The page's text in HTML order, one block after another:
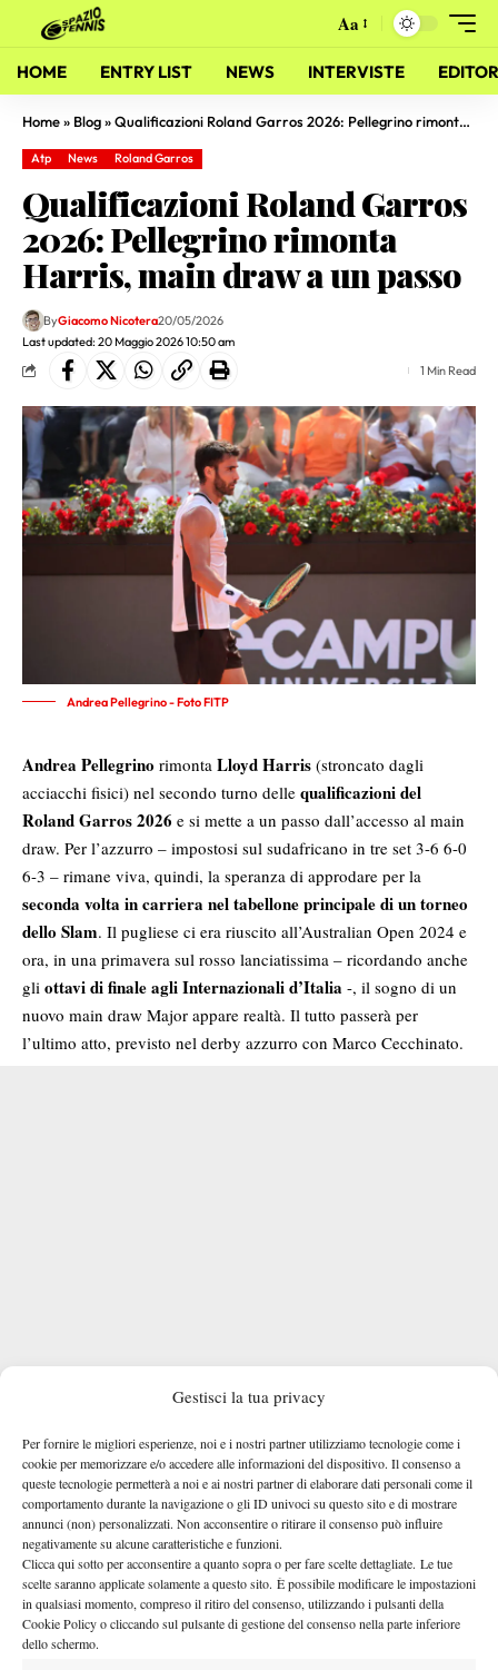
Gestisci la tua privacy
Per fornire le migliori esperienze, noi e i nostri partner utilizziamo tecnologie come i
cookie per memorizzare e/o accedere alle informazioni del dispositivo. Il consenso a
queste tecnologie permetterà a noi e ai nostri partner di elaborare dati personali come il
comportamento durante la navigazione o gli ID univoci su questo sito e di mostrare
annunci (non) personalizzati. Non acconsentire o ritirare il consenso può influire
negativamente su alcune caratteristiche e funzioni.
Clicca qui sotto per acconsentire a quanto sopra o per fare scelte dettagliate. Le tue
scelte saranno applicate solamente a questo sito. È possibile modificare le impostazioni
in qualsiasi momento, compreso il ritiro del consenso, utilizzando i pulsanti della
Cookie Policy o cliccando sul pulsante di gestione del consenso nella parte inferiore
dello schermo.
Aa
HOME ENTRY LIST NEWS INTERVISTE
Home» Blog»Qualificazioni Roland Garros 2026: Pellegrino rimonta Harris, main draw a un passo
Atp News Roland Garros
Qualificazioni Roland Garros
2026: Pellegrino rimonta
Harris, main draw a un passo
Last updated: 20 Maggio 2026 10:50 am
ByGiacomo Nicotera20/05/2026
1 Min Read
Andrea Pellegrino - Foto FITP
Andrea Pellegrino rimonta Lloyd Harris (stroncato dagli
acciacchi fisici) nel secondo turno delle qualificazioni del
Roland Garros 2026 e si mette a un passo dall’accesso al main
draw. Per l’azzurro – impostosi sul sudafricano in tre set 3-6 6-0
6-3 – rimane viva, quindi, la speranza di approdare per la
seconda volta in carriera nel tabellone principale di un torneo
dello Slam. Il pugliese ci era riuscito all’Australian Open 2024 e
ora, in una primavera sul rosso lanciatissima – ricordando anche
gli ottavi di finale agli Internazionali d’Italia -, il sogno di un
nuovo main draw Major appare realtà. Il tutto passerà per
l’ultimo atto, previsto nel derby azzurro con Marco Cecchinato.